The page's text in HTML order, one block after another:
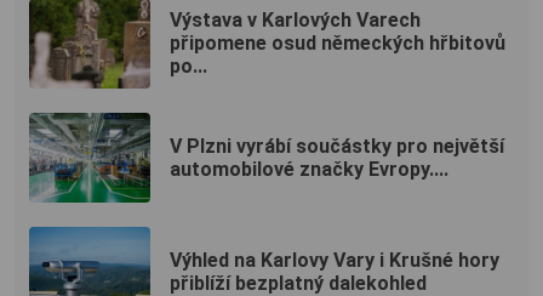
Výstava v Karlových Varech
připomene osud německých hřbitovů
po...
V Plzni vyrábí součástky pro největší
automobilové značky Evropy....
Výhled na Karlovy Vary i Krušné hory
přiblíží bezplatný dalekohled